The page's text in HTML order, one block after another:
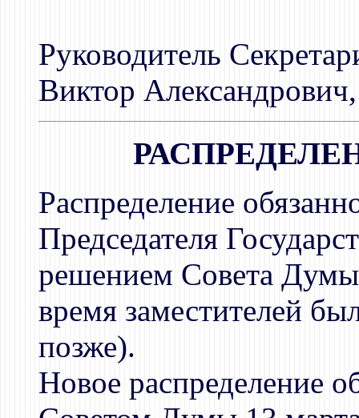
Руководитель
Виктор
Распределение
Председателя
решением Совета Думы
время заместителей
позже).
Новое распределение